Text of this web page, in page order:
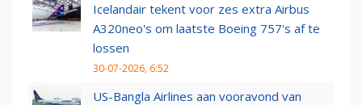
Icelandair tekent voor zes extra Airbus
A320neo's om laatste Boeing 757's af te
lossen
30-07-2026, 6:52
US-Bangla Airlines aan vooravond van